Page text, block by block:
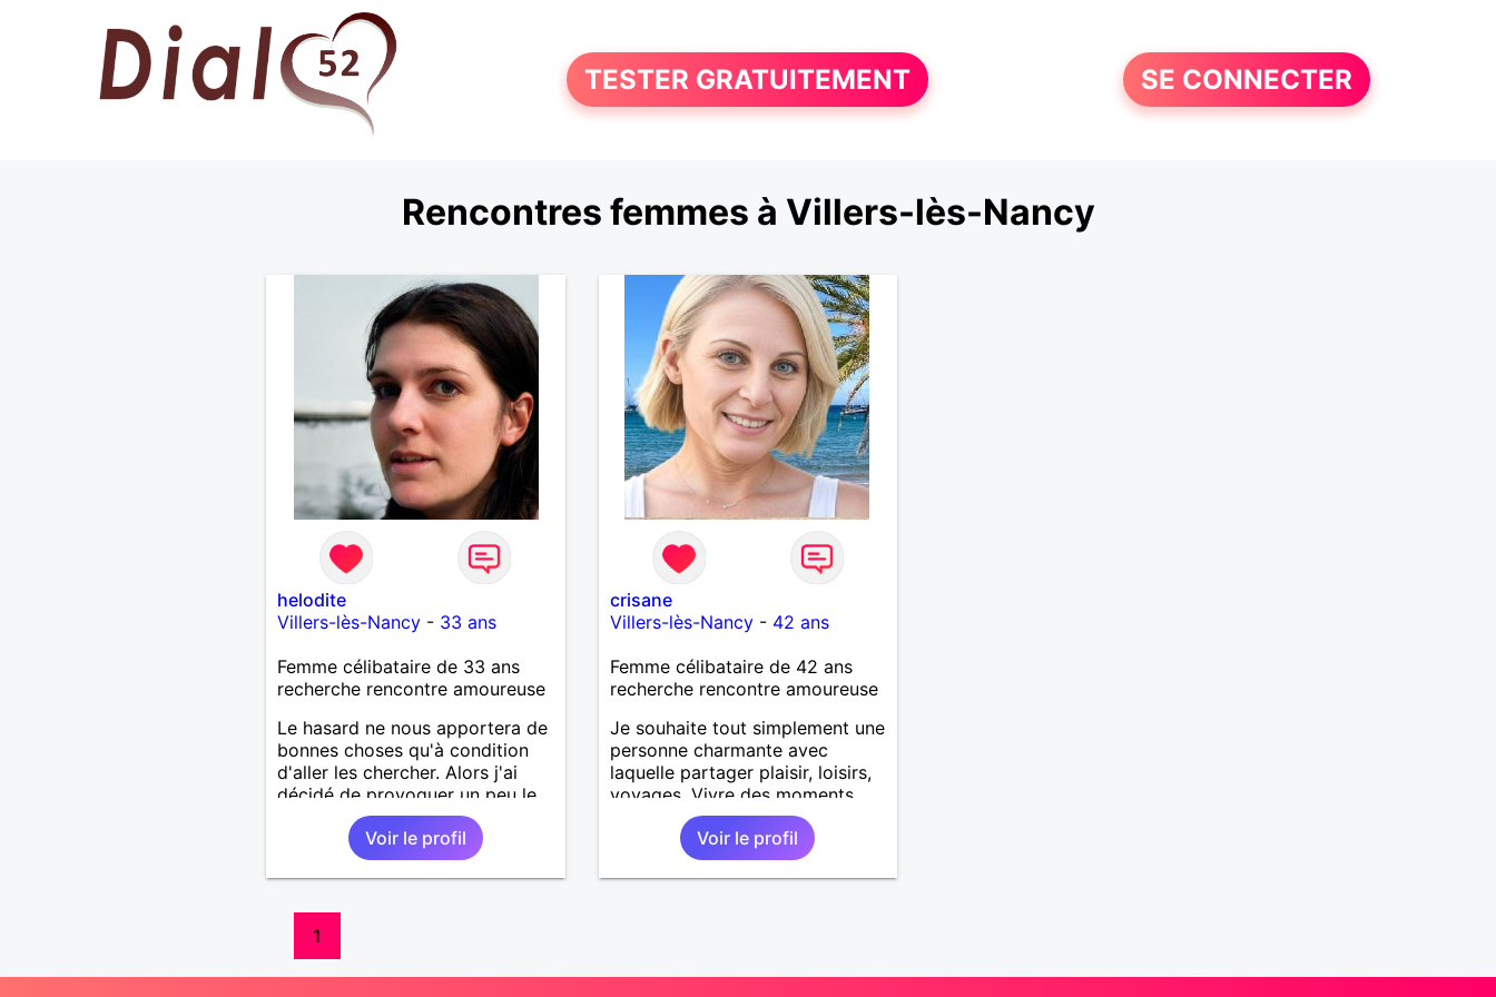
TESTER GRATUITEMENT SE CONNECTER
Rencontres femmes à Villers-lès-Nancy
helodite
Villers-lès-Nancy- 33 ans
Femme célibataire de 33 ans
recherche rencontre amoureuse
Le hasard ne nous apportera de
bonnes choses qu'à condition
d'aller les chercher. Alors j'ai
décidé de provoquer un peu le
destin. D'abord ce sera dans la
communication. Ensuite, plus si
nous nous plaisons.
Voir le profil
crisane
Villers-lès-Nancy- 42 ans
Femme célibataire de 42 ans
recherche rencontre amoureuse
Je souhaite tout simplement une
personne charmante avec
laquelle partager plaisir, loisirs,
voyages. Vivre des moments
magiques en bonne compagnie.
Voir le profil
1